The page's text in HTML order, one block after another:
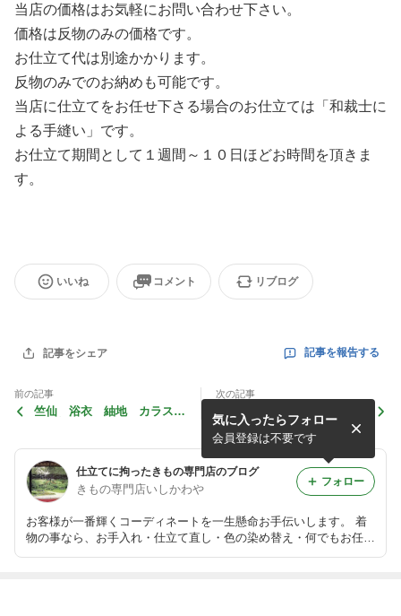
当店の価格はお気軽にお問い合わせ下さい。
価格は反物のみの価格です。
お仕立て代は別途かかります。
反物のみでのお納めも可能です。
当店に仕立てをお任せ下さる場合のお仕立ては「和裁士に
よる手縫い」です。
お仕立て期間として１週間～１０日ほどお時間を頂きま
す。
いいね コメント リブログ
記事をシェア 記事を報告する
前の記事
竺仙 浴衣 紬地 カラスウ
次の記事
竺仙 ゆかた ローケツ染
め ハナミズキ柄 ＃１７１
６
仕立てに拘ったきもの専門店のブログ
きもの専門店いしかわや
お客様が一番輝くコーディネートを一生懸命お手伝いします。 着
物の事なら、お手入れ・仕立て直し・色の染め替え・何でもお任せ
気に入ったらフォロー
会員登録は不要です
フォロー